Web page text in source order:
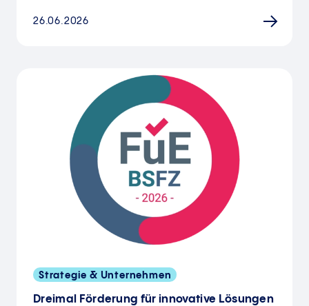
26.06.2026
Strategie & Unternehmen
Dreimal Förderung für innovative Lösungen